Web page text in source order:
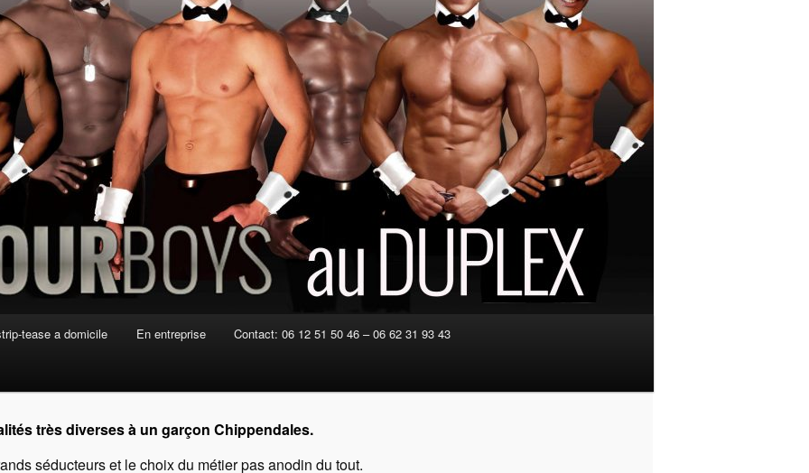
tease a domicile En entreprise Contact: 06 12 51 50 46 – 06 62 31 93 43
très diverses à un garçon Chippendales.
séducteurs et le choix du métier pas anodin du tout.